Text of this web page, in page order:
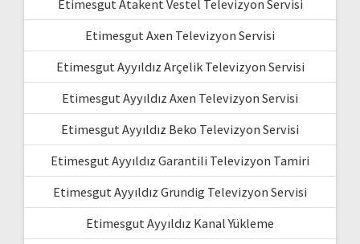
Etimesgut Atakent Vestel Televizyon Servisi
Etimesgut Axen Televizyon Servisi
Etimesgut Ayyıldız Arçelik Televizyon Servisi
Etimesgut Ayyıldız Axen Televizyon Servisi
Etimesgut Ayyıldız Beko Televizyon Servisi
Etimesgut Ayyıldız Garantili Televizyon Tamiri
Etimesgut Ayyıldız Grundig Televizyon Servisi
Etimesgut Ayyıldız Kanal Yükleme